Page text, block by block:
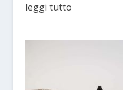
leggi tutto